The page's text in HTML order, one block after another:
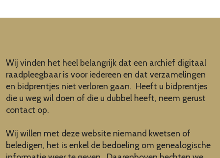
Wij vinden het heel belangrijk dat een archief digitaal
raadpleegbaar is voor iedereen en dat verzamelingen
en bidprentjes niet verloren gaan. Heeft u bidprentjes
die u weg wil doen of die u dubbel heeft, neem gerust
contact op.
Wij willen met deze website niemand kwetsen of
beledigen, het is enkel de bedoeling om genealogische